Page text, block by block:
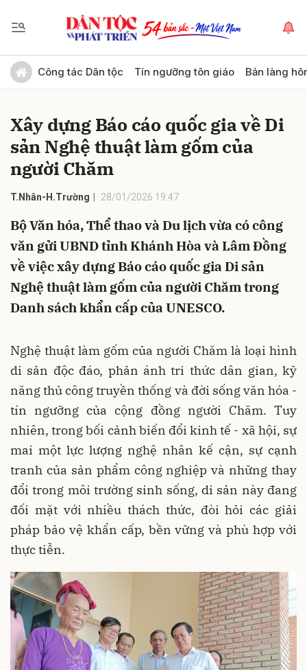
Công tác Dân tộc Tín ngưỡng tôn giáo Bản làng
Xây dựng Báo cáo quốc gia về Di
sản Nghệ thuật làm gốm của
người Chăm
T.Nhân-H.Trường 28/01/2026 19:47
Bộ Văn hóa, Thể thao và Du lịch vừa có công
văn gửi UBND tỉnh Khánh Hòa và Lâm Đồng
về việc xây dựng Báo cáo quốc gia Di sản
Nghệ thuật làm gốm của người Chăm trong
Danh sách khẩn cấp của UNESCO.
Nghệ thuật làm gốm của người Chăm là loại hình
di sản độc đáo, phản ánh tri thức dân gian, kỹ
năng thủ công truyền thống và đời sống văn hóa -
tín ngưỡng của cộng đồng người Chăm. Tuy
nhiên, trong bối cảnh biến đổi kinh tế - xã hội, sự
mai một lực lượng nghệ nhân kế cận, sự cạnh
tranh của sản phẩm công nghiệp và những thay
đổi trong môi trường sinh sống, di sản này đang
đối mặt với nhiều thách thức, đòi hỏi các giải
pháp bảo vệ khẩn cấp, bền vững và phù hợp với
thực tiễn.
Gửi bình luận